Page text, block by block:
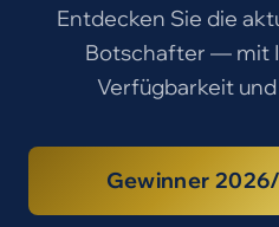
Entdecken Sie die
Botschafter — mit
Verfügbarkeit
Gewinner